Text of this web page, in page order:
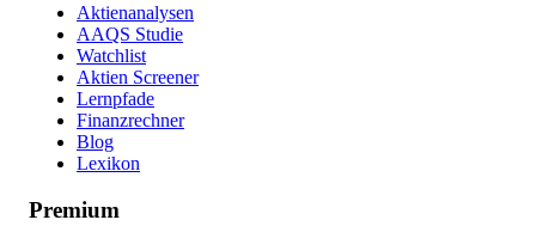
Aktienanalysen
AAQS Studie
Watchlist
Aktien Screener
Lernpfade
Finanzrechner
Blog
Lexikon
Premium